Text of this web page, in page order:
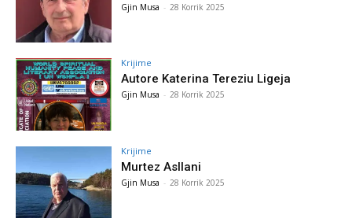
Gjin Musa - 28 Korrik 2025
Krijime
Autore Katerina Tereziu Ligeja
Gjin Musa - 28 Korrik 2025
Krijime
Murtez Asllani
Gjin Musa - 28 Korrik 2025